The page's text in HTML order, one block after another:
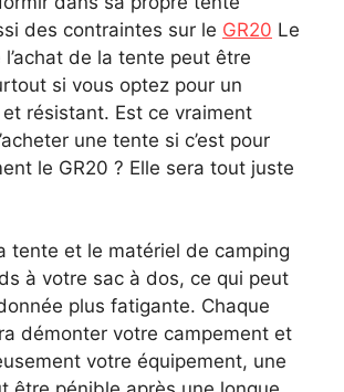
des contraintes sur le GR20 Le
de la tente peut être
si vous optez pour un
résistant. Est ce vraiment
une tente si c’est pour
le GR20 ? Elle sera tout juste
tente et le matériel de camping
à votre sac à dos, ce qui peut
plus fatigante. Chaque
démonter votre campement et
votre équipement, une